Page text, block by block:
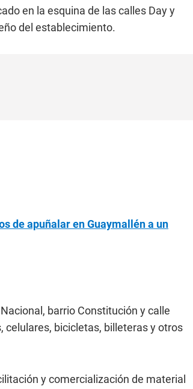
en la esquina de las calles Day y
del establecimiento.
de apuñalar en Guaymallén a un
barrio Constitución y calle
bicicletas, billeteras y otros
y comercialización de material